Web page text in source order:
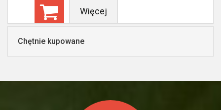
Więcej
Chętnie kupowane